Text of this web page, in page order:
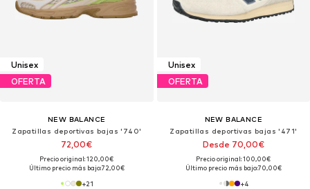
Unisex
OFERTA
NEW BALANCE
Zapatillas deportivas bajas '740'
72,00€
Precio original: 120,00€
Último precio más bajo:72,00€
+21
Unisex
OFERTA
NEW BALANCE
Zapatillas deportivas bajas '471'
Desde 70,00€
Precio original: 100,00€
Último precio más bajo:70,00€
+4